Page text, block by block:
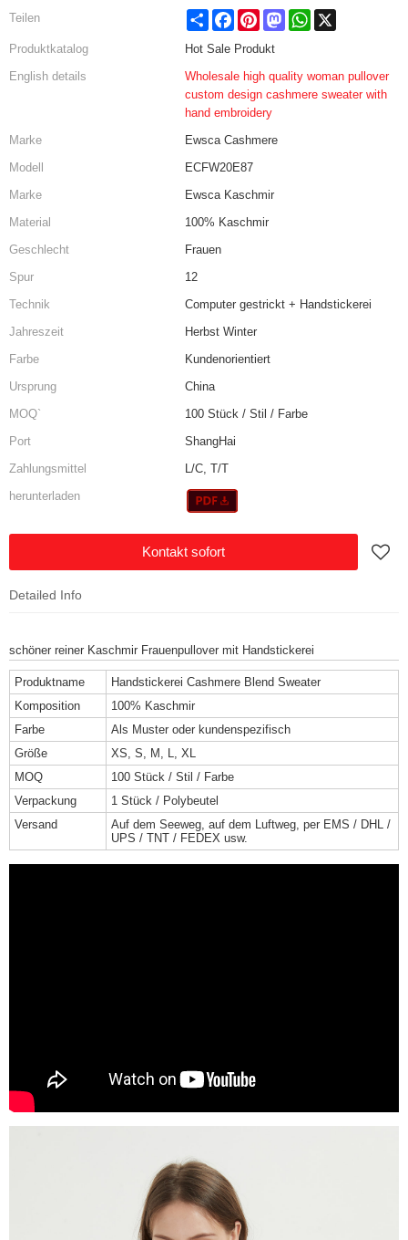
Teilen Share FacebookPinterestMastodonWhatsApp
Produktkatalog
Hot Sale Produkt
English details
Wholesale high quality woman pullover
custom design cashmere sweater with
hand embroidery
Marke
Ewsca Cashmere
Modell
ECFW20E87
Marke
Ewsca Kaschmir
Material
100% Kaschmir
Geschlecht
Frauen
Spur
12
Technik
Computer gestrickt + Handstickerei
Jahreszeit
Herbst Winter
Farbe
Kundenorientiert
Ursprung
China
MOQ`
100 Stück / Stil / Farbe
Port
ShangHai
Zahlungsmittel
L/C, T/T
herunterladen
Kontakt sofort
Detailed Info
schöner reiner Kaschmir Frauenpullover mit Handstickerei
Produktname
Handstickerei Cashmere Blend Sweater
Komposition
100% Kaschmir
Farbe
Als Muster oder kundenspezifisch
Größe
XS, S, M, L, XL
MOQ
100 Stück / Stil / Farbe
Verpackung
1 Stück / Polybeutel
Versand
Auf dem Seeweg, auf dem Luftweg, per EMS / DHL /
UPS / TNT / FEDEX usw.